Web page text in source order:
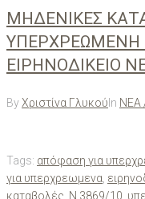
ΜΗΔΕΝΙΚΕΣ
ΥΠΕΡΧΡΕΩΜΕΝΗ
ΕΙΡΗΝΟΔΙΚΕΙΟ
ByΧριστίνα Γλυκού In ΝΕΑ
Tags: απόφαση για
για υπερχρεωμενα
καταβολές Ν.3869/10